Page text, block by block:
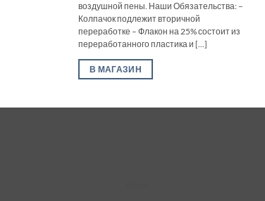
воздушной пены. Наши Обязательства: –
Колпачок подлежит вторичной
переработке – Флакон на 25% состоит из
переработанного пластика и [...]
В МАГАЗИН